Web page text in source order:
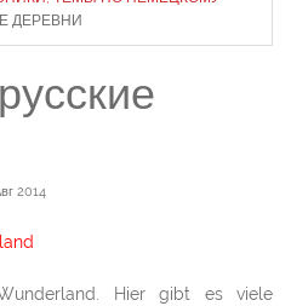
ДЕРЕВНИ
2014
Hier gibt es viele